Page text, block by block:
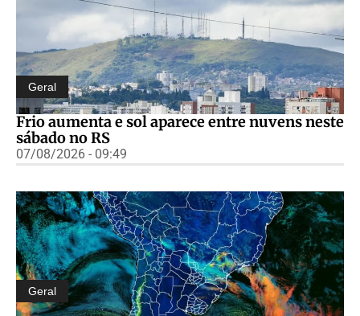
Geral
Frio aumenta e sol aparece entre nuvens neste
sábado no RS
07/08/2026 - 09:49
Geral